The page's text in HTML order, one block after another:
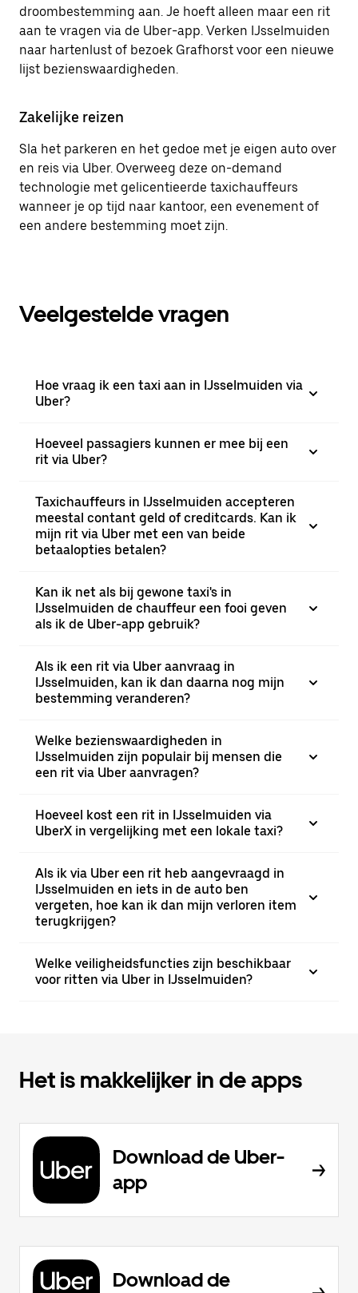
droombestemming aan. Je hoeft alleen maar een rit
aan te vragen via de Uber-app. Verken IJsselmuiden
naar hartenlust of bezoek Grafhorst voor een nieuwe
lijst bezienswaardigheden.
Zakelijke reizen
Sla het parkeren en het gedoe met je eigen auto over
en reis via Uber. Overweeg deze on-demand
technologie met gelicentieerde taxichauffeurs
wanneer je op tijd naar kantoor, een evenement of
een andere bestemming moet zijn.
Veelgestelde vragen
Hoe vraag ik een taxi aan in IJsselmuiden via
Uber?
Hoeveel passagiers kunnen er mee bij een
rit via Uber?
Taxichauffeurs in IJsselmuiden accepteren
meestal contant geld of creditcards. Kan ik
mijn rit via Uber met een van beide
betaalopties betalen?
Kan ik net als bij gewone taxi's in
IJsselmuiden de chauffeur een fooi geven
als ik de Uber-app gebruik?
Als ik een rit via Uber aanvraag in
IJsselmuiden, kan ik dan daarna nog mijn
bestemming veranderen?
Welke bezienswaardigheden in
IJsselmuiden zijn populair bij mensen die
een rit via Uber aanvragen?
Hoeveel kost een rit in IJsselmuiden via
UberX in vergelijking met een lokale taxi?
Als ik via Uber een rit heb aangevraagd in
IJsselmuiden en iets in de auto ben
vergeten, hoe kan ik dan mijn verloren item
terugkrijgen?
Welke veiligheidsfuncties zijn beschikbaar
voor ritten via Uber in IJsselmuiden?
Het is makkelijker in de apps
Download de Uber-
app
Download de